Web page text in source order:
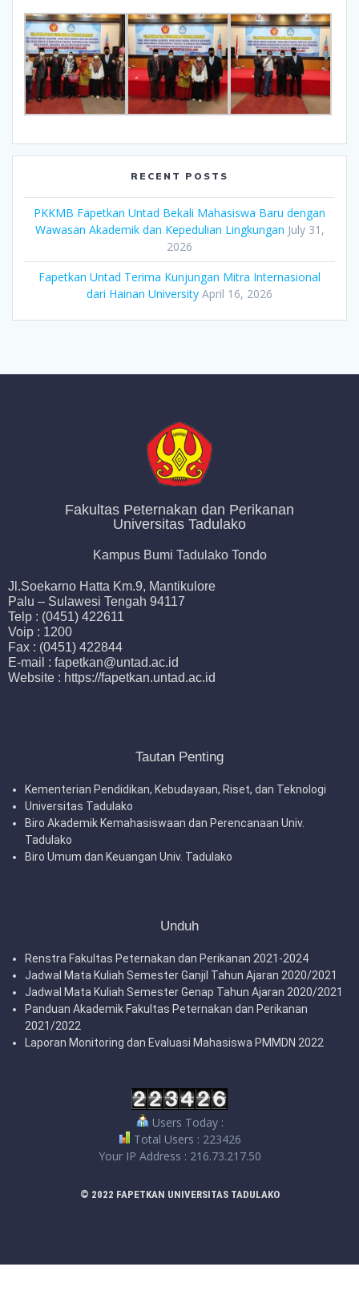
RECENT POSTS
PKKMB Fapetkan Untad Bekali Mahasiswa Baru dengan
Wawasan Akademik dan Kepedulian Lingkungan July 31,
2026
Fapetkan Untad Terima Kunjungan Mitra Internasional
dari Hainan University April 16, 2026
Fakultas Peternakan dan Perikanan
Universitas Tadulako
Kampus Bumi Tadulako Tondo
Jl.Soekarno Hatta Km.9, Mantikulore
Palu – Sulawesi Tengah 94117
Telp : (0451) 422611
Voip : 1200
Fax : (0451) 422844
E-mail : fapetkan@untad.ac.id
Website : https://fapetkan.untad.ac.id
Tautan Penting
Kementerian Pendidikan, Kebudayaan, Riset, dan Teknologi
Universitas Tadulako
Biro Akademik Kemahasiswaan dan Perencanaan Univ.
Tadulako
Biro Umum dan Keuangan Univ. Tadulako
Unduh
Renstra Fakultas Peternakan dan Perikanan 2021-2024
Jadwal Mata Kuliah Semester Ganjil Tahun Ajaran 2020/2021
Jadwal Mata Kuliah Semester Genap Tahun Ajaran 2020/2021
Panduan Akademik Fakultas Peternakan dan Perikanan
2021/2022
Laporan Monitoring dan Evaluasi Mahasiswa PMMDN 2022
Users Today :
Total Users : 223426
Your IP Address : 216.73.217.50
© 2022 FAPETKAN UNIVERSITAS TADULAKO